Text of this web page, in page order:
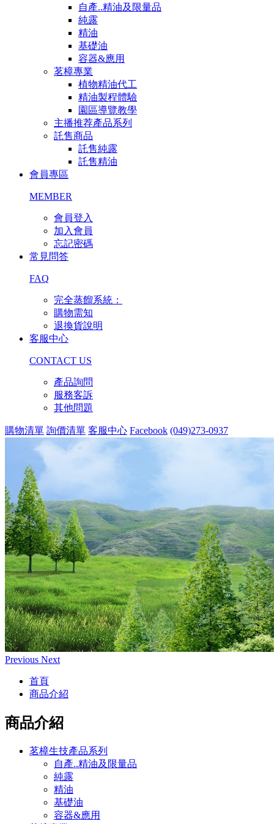
自產..精油及限量品
純露
精油
基礎油
容器&應用
茗樟專業
植物精油代工
精油製程體驗
園區導覽教學
主播推荐產品系列
託售商品
託售純露
託售精油
會員專區
MEMBER
會員登入
加入會員
忘記密碼
常見問答
FAQ
完全蒸餾系統：
購物需知
退換貨說明
客服中心
CONTACT US
產品詢問
服務客訴
其他問題
購物清單 詢價清單 客服中心 Facebook (049)273-0937
Previous Next
首頁
商品介紹
商品介紹
茗樟生技產品系列
自產..精油及限量品
純露
精油
基礎油
容器&應用